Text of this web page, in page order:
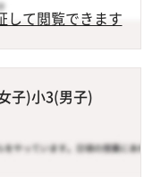
して閲覧できます
子)小3(男子)